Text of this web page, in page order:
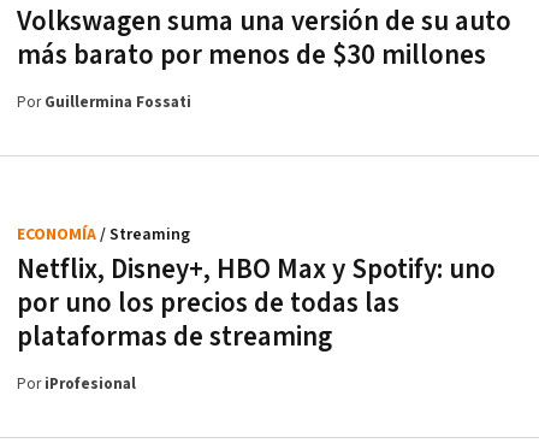
Volkswagen suma una versión de su auto
más barato por menos de $30 millones
PorGuillermina Fossati
Netflix, Disney+, HBO Max y Spotify: uno
por uno los precios de todas las
plataformas de streaming
ECONOMÍA/ Streaming
PoriProfesional